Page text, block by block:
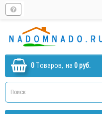
0 Tоваров, на 0 руб.